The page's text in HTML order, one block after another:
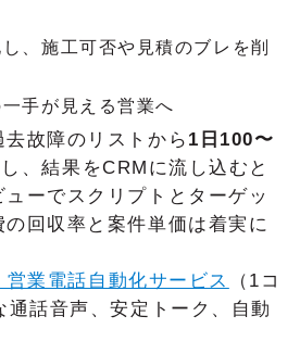
、施工可否や見積のブレを削
手が見える営業へ
故障のリストから 1日100〜
、結果をCRMに流し込むと
ーでスクリプトとターゲッ
の回収率と案件単価は着実に
業電話自動化サービス
（1コ
通話音声、安定トーク、自動